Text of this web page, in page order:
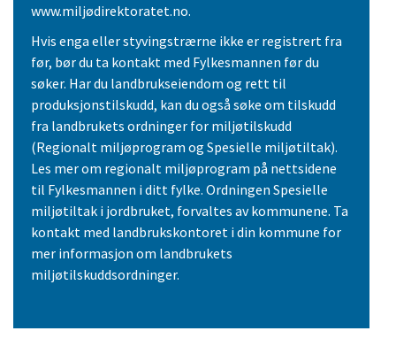
www.miljødirektoratet.no.
Hvis enga eller styvingstrærne ikke er registrert fra
før, bør du ta kontakt med Fylkesmannen før du
søker. Har du landbrukseiendom og rett til
produksjonstilskudd, kan du også søke om tilskudd
fra landbrukets ordninger for miljøtilskudd
(Regionalt miljøprogram og Spesielle miljøtiltak).
Les mer om regionalt miljøprogram på nettsidene
til Fylkesmannen i ditt fylke. Ordningen Spesielle
miljøtiltak i jordbruket, forvaltes av kommunene. Ta
kontakt med landbrukskontoret i din kommune for
mer informasjon om landbrukets
miljøtilskuddsordninger.